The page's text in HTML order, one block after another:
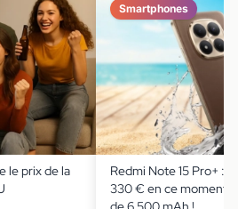
le prix de la
Smartphones
Redmi Note 15 Pro+ : il
330 € en ce moment